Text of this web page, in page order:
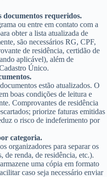
documentos requeridos.
ou entre em contato com a
obter a lista atualizada de
são necessários RG, CPF,
de residência, certidão de
aplicável), além de
Único.
estão atualizados. O
boas condições de leitura e
Comprovantes de residência
priorize faturas emitidas
o risco de indeferimento por
categoria.
organizadores para separar os
de renda, de residência, etc.).
uma cópia em formato
caso seja necessário enviar